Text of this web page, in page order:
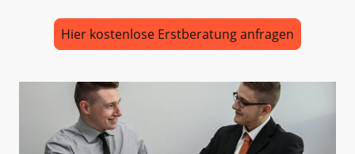
Hier kostenlose Erstberatung anfragen